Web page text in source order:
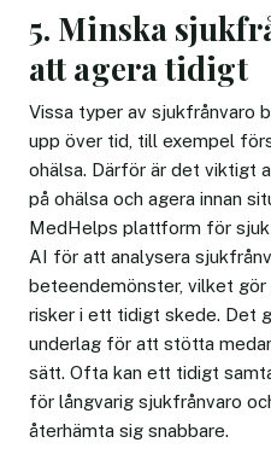
5. Minska
att agera tidigt
Vissa typer av sjukfrånvaro
upp över tid, till exempel
ohälsa. Därför är det viktigt
på ohälsa och agera innan
MedHelps plattform för
AI för att analysera
beteendemönster, vilket
risker i ett tidigt skede. Det
underlag för att stötta
sätt. Ofta kan ett tidigt
för långvarig sjukfrånvaro
återhämta sig snabbare.